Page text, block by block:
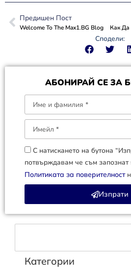
Предишен Пост
Welcome To The Max1.BG Blog
Сподели:
АБОНИРАЙ СЕ ЗА
С натискането на бутона
потвърждавам че съм запознат
Политиката за поверителност
Изпрати
Категории